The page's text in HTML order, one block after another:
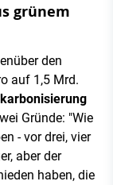
grünem
den
auf 1,5 Mrd.
Gründe: "Wie
- vor drei, vier
aber der
haben, die